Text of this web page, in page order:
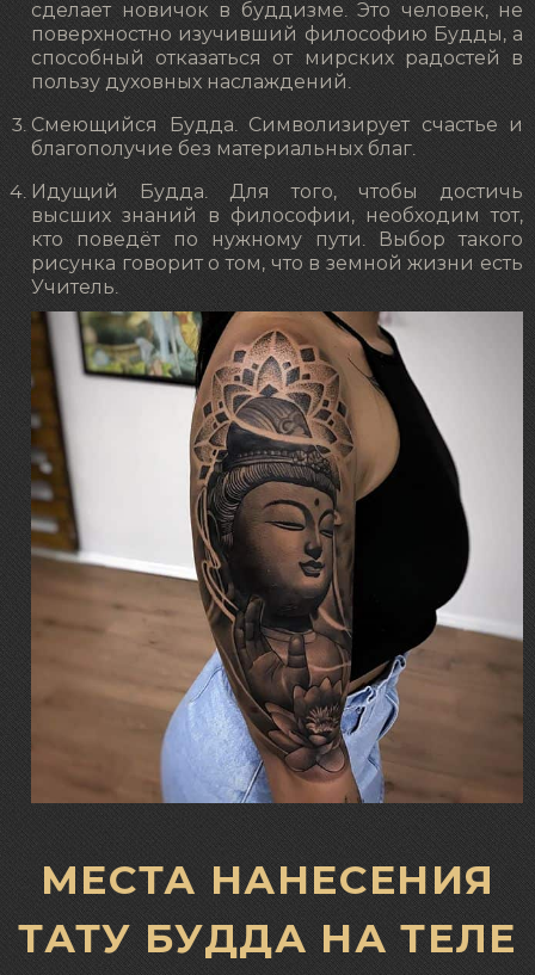
сделает новичок в буддизме. Это человек, не
поверхностно изучивший философию Будды, а
способный отказаться от мирских радостей в
пользу духовных наслаждений.
Смеющийся Будда. Символизирует счастье и
благополучие без материальных благ.
Идущий Будда. Для того, чтобы достичь
высших знаний в философии, необходим тот,
кто поведёт по нужному пути. Выбор такого
рисунка говорит о том, что в земной жизни есть
Учитель.
МЕСТА НАНЕСЕНИЯ
ТАТУ БУДДА НА ТЕЛЕ